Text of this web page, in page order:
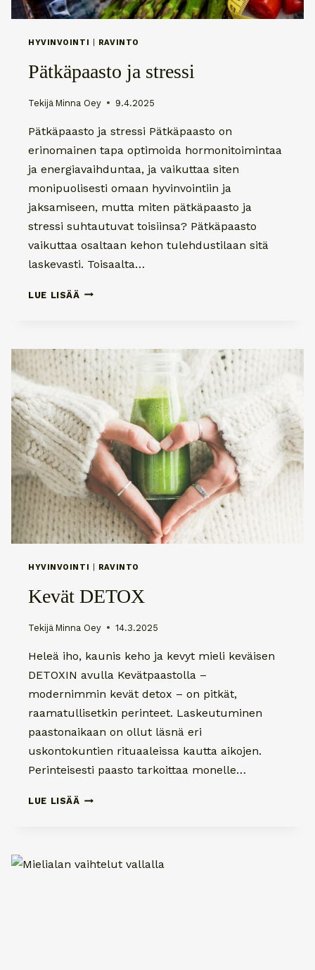
HYVINVOINTI RAVINTO
Pätkäpaasto ja stressi
Tekijä Minna Oey 9.4.2025
Pätkäpaasto ja stressi Pätkäpaasto on
erinomainen tapa optimoida hormonitoimintaa
ja energiavaihduntaa, ja vaikuttaa siten
monipuolisesti omaan hyvinvointiin ja
jaksamiseen, mutta miten pätkäpaasto ja
stressi suhtautuvat toisiinsa? Pätkäpaasto
vaikuttaa osaltaan kehon tulehdustilaan sitä
laskevasti. Toisaalta…
LUE LISÄÄ PÄTKÄPAASTO
HYVINVOINTI RAVINTO
Kevät DETOX
Tekijä Minna Oey 14.3.2025
Heleä iho, kaunis keho ja kevyt mieli keväisen
DETOXIN avulla Kevätpaastolla –
modernimmin kevät detox – on pitkät,
raamatullisetkin perinteet. Laskeutuminen
paastonaikaan on ollut läsnä eri
uskontokuntien rituaaleissa kautta aikojen.
Perinteisesti paasto tarkoittaa monelle…
LUE LISÄÄ KEVÄT